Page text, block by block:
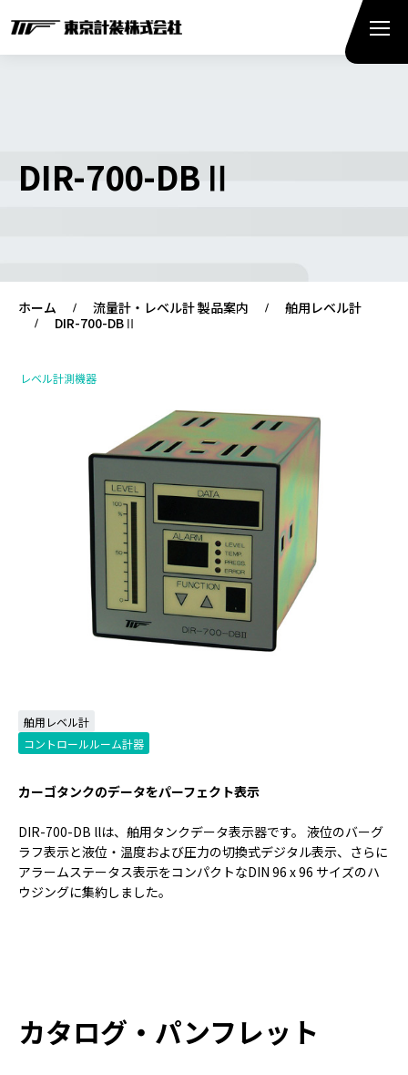
DIR-700-DBⅡ
ホーム 流量計・レベル計 製品案内
舶用レベル計
DIR-700-DBⅡ
レベル計測機器
舶用レベル計
コントロールルーム計器
カーゴタンクのデータをパーフェクト表示
DIR-700-DB llは、舶用タンクデータ表示器です。 液位のバーグ
ラフ表示と液位・温度および圧力の切換式デジタル表示、さらに
アラームステータス表示をコンパクトなDIN 96 x 96 サイズのハ
ウジングに集約しました。
カタログ・パンフレット